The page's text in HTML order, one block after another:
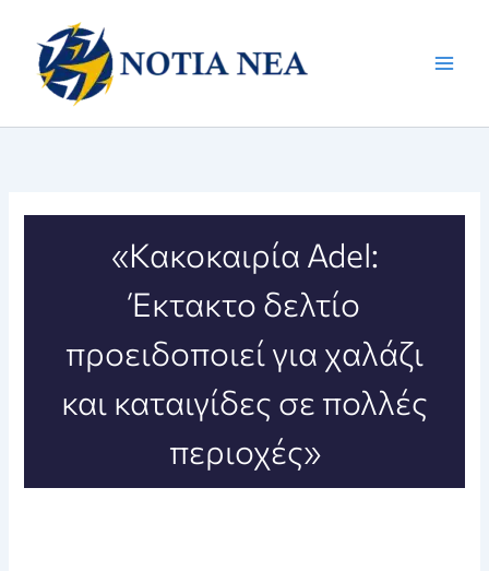
περιεχόμενο
«Κακοκαιρία Adel:
Έκτακτο δελτίο
προειδοποιεί για χαλάζι
και καταιγίδες σε πολλές
περιοχές»